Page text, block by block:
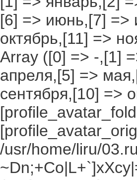
[6] => июнь,[7] =>
октябрь,[11] =>
Array ([0] => -,[1]
апреля,[5] =>
сентября,[10] =>
/usr/home/liru/